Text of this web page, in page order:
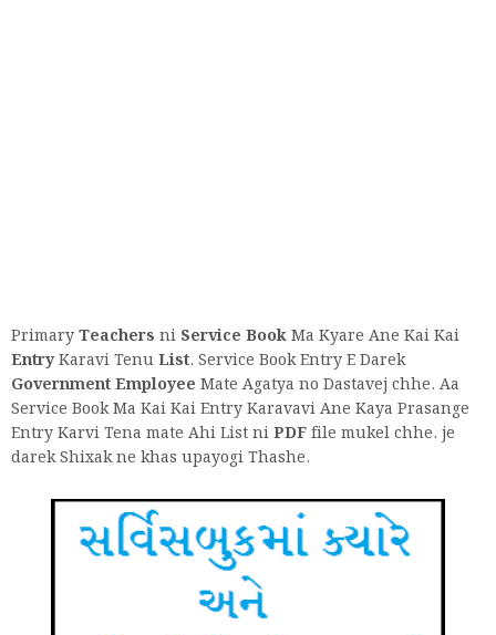
Primary Teachers ni Service Book Ma Kyare Ane Kai Kai
Entry Karavi Tenu List. Service Book Entry E Darek
Government Employee Mate Agatya no Dastavej chhe. Aa
Service Book Ma Kai Kai Entry Karavavi Ane Kaya Prasange
Entry Karvi Tena mate Ahi List ni PDF file mukel chhe. je
darek Shixak ne khas upayogi Thashe.